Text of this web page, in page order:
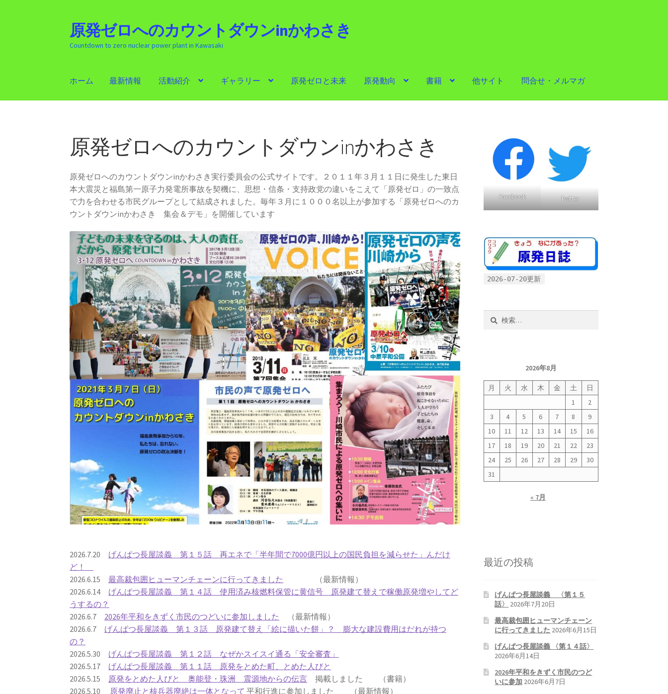
ナ
ビ
ゲ
シ
ン
キ
ッ
コ
ン
テ
ツ
ス
プ
原発ゼロへのカウントダウンinかわさき
Countdown to zero nuclear power plant in Kawasaki
ホーム 最新情報 活動紹介 ギャラリー 原発ゼロと未来 原発動向 書籍 他サイト 問合せ・メルマガ
原発ゼロへのカウントダウンinかわさき
原発ゼロへのカウントダウンinかわさき実行委員会の公式サイトです。２０１１年３月１１日に発生した東日
本大震災と福島第一原子力発電所事故を契機に、思想・信条・支持政党の違いをこえて「原発ゼロ」の一致点
で力を合わせる市民グループとして結成されました。毎年３月に１０００名以上が参加する「原発ゼロへのカ
ウントダウンinかわさき 集会＆デモ」を開催しています
2026.7.20 げんぱつ長屋談義 第１５話 再エネで「半年間で7000億円以上の国民負担を減らせた」んだけ
ど！
2026.6.15最高裁包囲ヒューマンチェーンに行ってきました
（最新情報）
2026.6.14 げんぱつ長屋談義 第１４話 使用済み核燃料保管に黄信号 原発建て替えで稼働原発増やしてど
うするの？
2026.6.7 2026年平和をきずく市民のつどいに参加しました
（最新情報）
2026.6.7 げんぱつ長屋談義 第１３話 原発建て替え「絵に描いた餅」？ 膨大な建設費用はだれが持つ
の？
2026.5.30 げんぱつ長屋談義 第１２話 なぜかスイスイ通る「安全審査」
2026.5.17 げんぱつ長屋談義 第１１話 原発をとめた町、とめた人びと
2026.5.15 原発をとめた人びと 奥能登・珠洲 震源地からの伝言 掲載しました （書籍）
2026.5.10 原発廃止と核兵器廃絶は一体となって 平和行進に参加しました （最新情報）
Facebook Twitter
2026-07-20更新
2026年8月
月 火 水 木 金 土
日
1
2
3
4 5 6 7 8
9
10
11 12 13 14 15
16
17
18 19 20 21 22
23
24
25 26 27 28 29
30
31
« 7月
最近の投稿
げんぱつ長屋談義 〈第１５
話〉
2026年7月20日
最高裁包囲ヒューマンチェーン
に行ってきました 2026年6月15日
げんぱつ長屋談義 〈第１４話〉
2026年6月14日
2026年平和をきずく市民のつど
いに参加 2026年6月7日